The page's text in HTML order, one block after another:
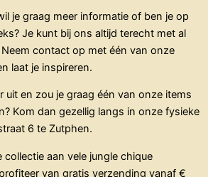
je graag meer informatie of ben je op
Je kunt bij ons altijd terecht met al
contact op met één van onze
laat je inspireren.
uit en zou je graag één van onze items
Kom dan gezellig langs in onze fysieke
6 te Zutphen.
collectie aan vele jungle chique
van gratis verzending vanaf €